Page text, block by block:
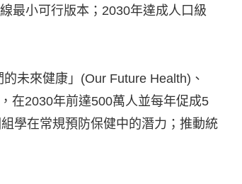
最小可行版本；2030年達成人口級
未來健康」(Our Future Health)、
在2030年前達500萬人並每年促成5
學在常規預防保健中的潛力；推動統